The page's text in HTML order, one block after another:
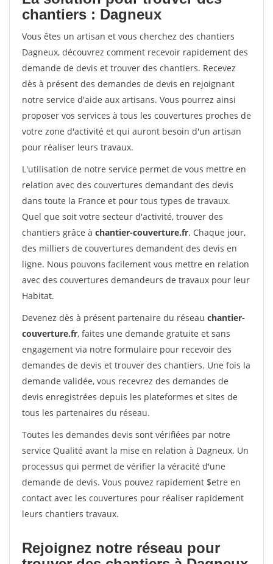
chantiers : Dagneux
Vous êtes un artisan et vous cherchez des chantiers
Dagneux, découvrez comment recevoir rapidement des
demande de devis et trouver des chantiers. Recevez
dès à présent des demandes de devis en rejoignant
notre service d'aide aux artisans. Vous pourrez ainsi
proposer vos services à tous les couvertures proches de
votre zone d'activité et qui auront besoin d'un artisan
pour réaliser leurs travaux.
L'utilisation de notre service permet de vous mettre en
relation avec des couvertures demandant des devis
dans toute la France et pour tous types de travaux.
Quel que soit votre secteur d'activité, trouver des
chantiers grâce à chantier-couverture.fr. Chaque jour,
des milliers de couvertures demandent des devis en
ligne. Nous pouvons facilement vous mettre en relation
avec des couvertures demandeurs de travaux pour leur
Habitat.
Devenez dès à présent partenaire du réseau chantier-
couverture.fr, faites une demande gratuite et sans
engagement via notre formulaire pour recevoir des
demandes de devis et trouver des chantiers. Une fois la
demande validée, vous recevrez des demandes de
devis enregistrées depuis les plateformes et sites de
tous les partenaires du réseau.
Toutes les demandes devis sont vérifiées par notre
service Qualité avant la mise en relation à Dagneux. Un
processus qui permet de vérifier la véracité d'une
demande de devis. Vous pouvez rapidement $etre en
contact avec les couvertures pour réaliser rapidement
leurs chantiers travaux.
Rejoignez notre réseau pour